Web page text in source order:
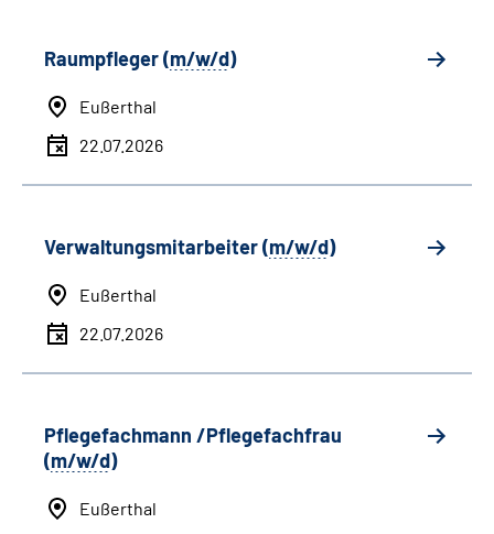
Raumpfleger (m/w/d)
Eußerthal
22.07.2026
Verwaltungsmitarbeiter (m/w/d)
Eußerthal
22.07.2026
Pflegefachmann /Pflegefachfrau
(m/w/d)
Eußerthal